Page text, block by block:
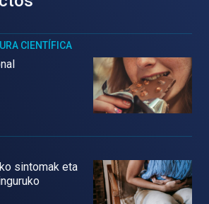
CIENTÍFICA
sintomak eta